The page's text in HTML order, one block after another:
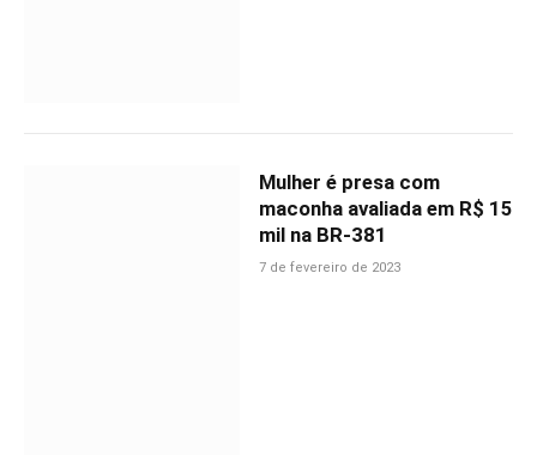
Mulher é presa com
maconha avaliada em R$ 15
mil na BR-381
7 de fevereiro de 2023